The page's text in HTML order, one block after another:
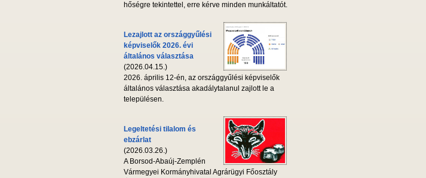
hőségre tekintettel, erre kérve minden munkáltatót.
Lezajlott az országgyűlési
képviselők 2026. évi
általános választása
(2026.04.15.)
2026. április 12-én, az országgyűlési képviselők
általános választása akadálytalanul zajlott le a
településen.
Legeltetési tilalom és
ebzárlat
(2026.03.26.)
A Borsod-Abaúj-Zemplén
Vármegyei Kormányhivatal Agrárügyi Főosztály